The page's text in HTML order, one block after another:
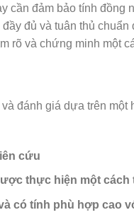
cần đảm bảo tính đồng
đủ và tuân thủ
rõ và chứng minh một
đánh giá dựa trên một
cứu
thực hiện một cách
có tính phù hợp cao